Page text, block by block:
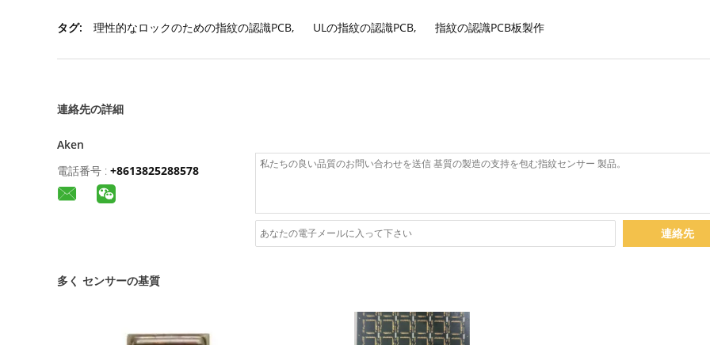
タグ: 理性的なロックのための指紋の認識PCB, ULの指紋の認識PCB, 指紋の認識PCB板製作
連絡先の詳細
Aken
電話番号 : +8613825288578
連絡先
多く センサーの基質